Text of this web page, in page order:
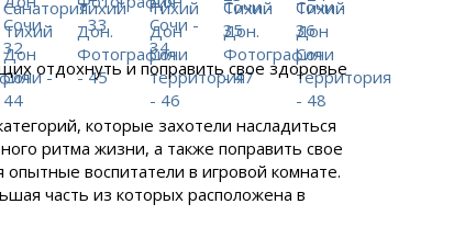
отдохнуть и поправить свое здоровье
которые захотели насладиться
ритма жизни, а также поправить свое
воспитатели в игровой комнате.
часть из которых расположена в